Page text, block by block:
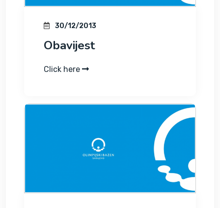
30/12/2013
Obavijest
Click here